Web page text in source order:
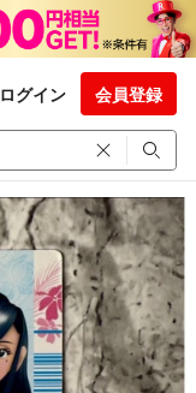
ログイン 会員登録